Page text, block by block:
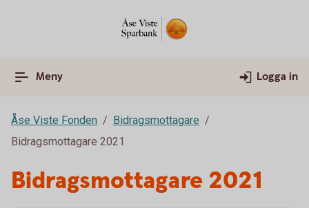
Meny Logga in
Åse Viste Fonden
Bidragsmottagare
Bidragsmottagare 2021
Bidragsmottagare 2021